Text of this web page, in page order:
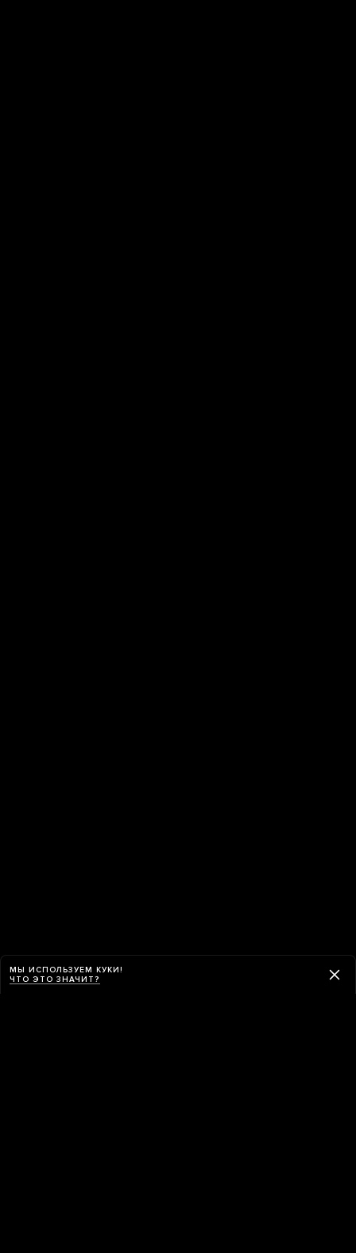
МЫ ИСПОЛЬЗУЕМ КУКИ!
ЧТО ЭТО ЗНАЧИТ?